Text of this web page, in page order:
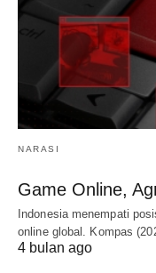
NARASI
Game Online,
Indonesia menempati
online global. Kompas
4 bulan ago